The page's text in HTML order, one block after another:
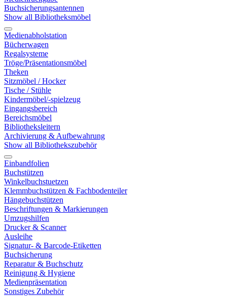
Buchsicherungsantennen
Show all Bibliotheksmöbel
Medienabholstation
Bücherwagen
Regalsysteme
Tröge/Präsentationsmöbel
Theken
Sitzmöbel / Hocker
Tische / Stühle
Kindermöbel/-spielzeug
Eingangsbereich
Bereichsmöbel
Bibliotheksleitern
Archivierung & Aufbewahrung
Show all Bibliothekszubehör
Einbandfolien
Buchstützen
Winkelbuchstuetzen
Klemmbuchstützen & Fachbodenteiler
Hängebuchstützen
Beschriftungen & Markierungen
Umzugshilfen
Drucker & Scanner
Ausleihe
Signatur- & Barcode-Etiketten
Buchsicherung
Reparatur & Buchschutz
Reinigung & Hygiene
Medienpräsentation
Sonstiges Zubehör